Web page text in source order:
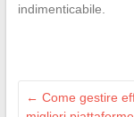
indimenticabile.
← Come gestire